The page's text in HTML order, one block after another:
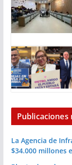
Publicaciones
La Agencia de
$34.000 millones